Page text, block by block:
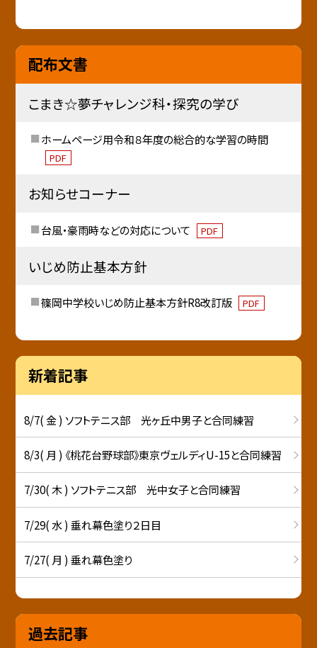
配布文書
こまき☆夢チャレンジ科・探究の学び
ホームページ用令和８年度の総合的な学習の時間
PDF
お知らせコーナー
台風・豪雨時などの対応について PDF
いじめ防止基本方針
篠岡中学校いじめ防止基本方針R8改訂版 PDF
新着記事
8/7( 金 ) ソフトテニス部 光ヶ丘中男子と合同練習
8/3( 月 ) 《桃花台野球部》東京ヴェルディU-15と合同練習
7/30( 木 ) ソフトテニス部 光中女子と合同練習
7/29( 水 ) 垂れ幕色塗り２日目
7/27( 月 ) 垂れ幕色塗り
過去記事